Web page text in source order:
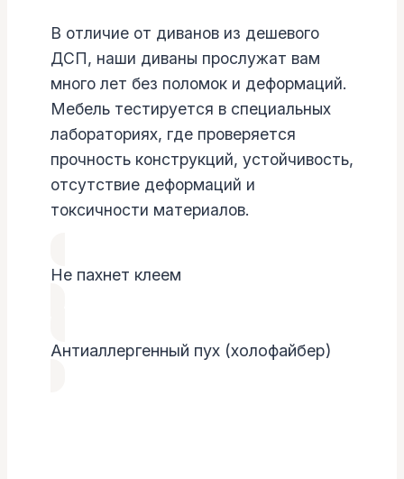
В отличие от диванов из дешевого
ДСП, наши диваны прослужат вам
много лет без поломок и деформаций.
Мебель тестируется в специальных
лабораториях, где проверяется
прочность конструкций, устойчивость,
отсутствие деформаций и
токсичности материалов.
Не пахнет клеем
Антиаллергенный пух (холофайбер)